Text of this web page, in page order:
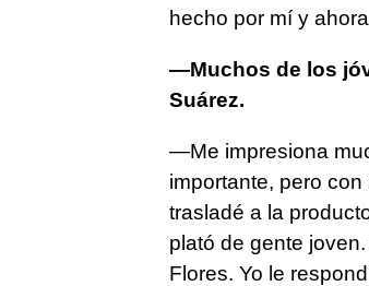
hecho por mí y
—Muchos de los
Suárez.
—Me impresiona
importante, pero
trasladé a la
plató de gente
Flores. Yo le